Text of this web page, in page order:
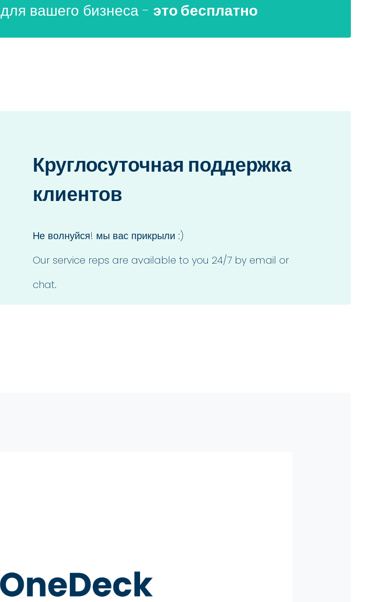
для вашего бизнеса - это бесплатно
Круглосуточная поддержка
клиентов
Не волнуйся! мы вас прикрыли :)
Our service reps are available to you 24/7 by email or
chat.